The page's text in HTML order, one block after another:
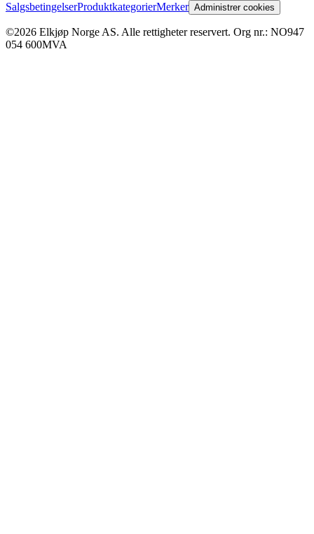
SalgsbetingelserProduktkategorierMerker Administrer cookies
©2026 Elkjøp Norge AS. Alle rettigheter reservert. Org nr.: NO947
054 600MVA